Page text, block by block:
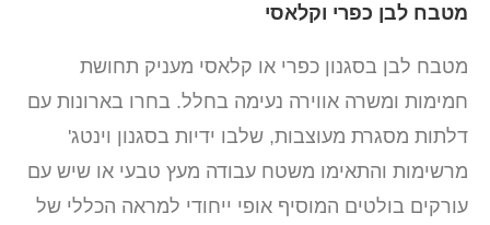
מטבח לבן כפרי וקלאסי
מטבח לבן בסגנון כפרי או קלאסי מעניק תחושת
חמימות ומשרה אווירה נעימה בחלל. בחרו בארונות עם
דלתות מסגרת מעוצבות, שלבו ידיות בסגנון וינטג'
מרשימות והתאימו משטח עבודה מעץ טבעי או שיש עם
עורקים בולטים המוסיף אופי ייחודי למראה הכללי של